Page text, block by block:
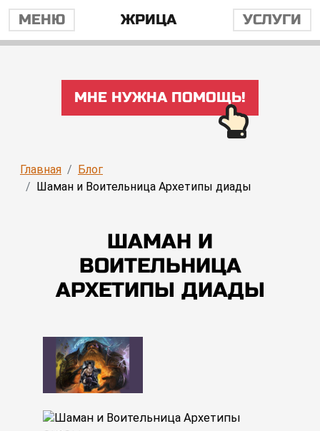
МЕНЮ ЖРИЦА УСЛУГИ
МНЕ НУЖНА ПОМОЩЬ!
Главная
Блог
Шаман и Воительница Архетипы диады
ШАМАН И
ВОИТЕЛЬНИЦА
АРХЕТИПЫ ДИАДЫ